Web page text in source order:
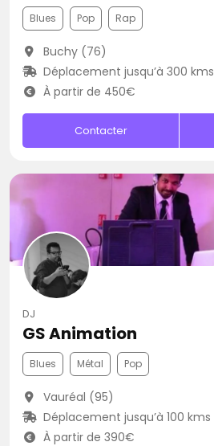
Blues Pop Rap
Buchy (76)
Déplacement jusqu’à 300 kms
À partir de 450€
Contacter
DJ
GS Animation
Blues Métal Pop
Vauréal (95)
Déplacement jusqu’à 100 kms
À partir de 390€